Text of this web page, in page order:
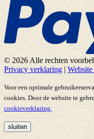
© 2026 Alle rechten
Privacy verklaring |
Voor een optimale
cookies. Door de website te
cookieverklaring.
sluiten